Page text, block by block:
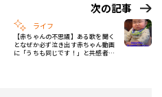
次の記事
ライフ
【赤ちゃんの不思議】ある歌を聞く
となぜか必ず泣き出す赤ちゃん動画
に「うちも同じです！」と共感者多